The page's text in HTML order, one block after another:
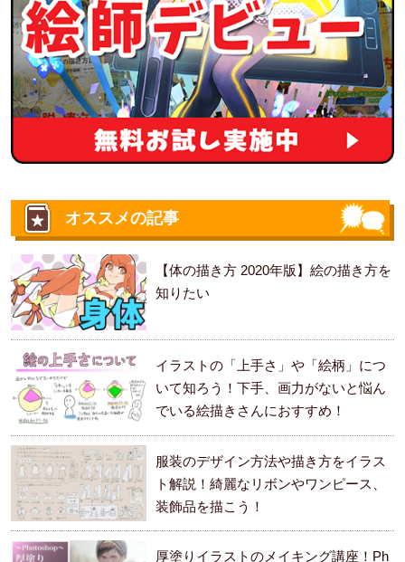
オススメの記事
【体の描き方 2020年版】絵の描き方を
知りたい
イラストの「上手さ」や「絵柄」につ
いて知ろう！下手、画力がないと悩ん
でいる絵描きさんにおすすめ！
服装のデザイン方法や描き方をイラス
ト解説！綺麗なリボンやワンピース、
装飾品を描こう！
厚塗りイラストのメイキング講座！Ph